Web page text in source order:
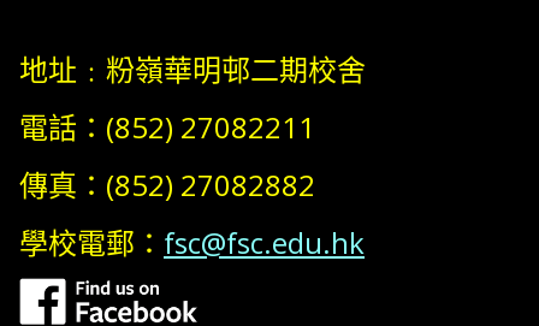
地址﹕粉嶺華明邨二期校舍
電話：(852) 27082211
傳真：(852) 27082882
學校電郵： fsc@fsc.edu.hk